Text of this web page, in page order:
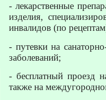
- лекарственные
изделия,
инвалидов (по
- путевки на
заболеваний;
- бесплатный проезд
также на